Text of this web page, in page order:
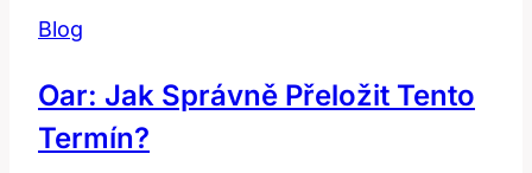
Blog
Oar: Jak Správně Přeložit Tento
Termín?